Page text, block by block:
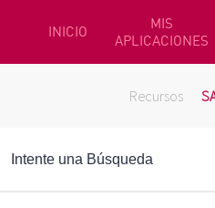
INICIO
MIS
APLICACIONES
Recursos